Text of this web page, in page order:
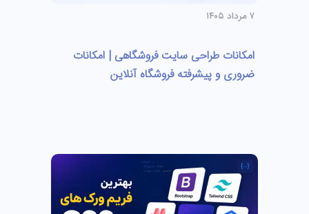
۷ مرداد ۱۴۰۵
امکانات طراحی سایت فروشگاهی | امکانات
ضروری و پیشرفته فروشگاه آنلاین